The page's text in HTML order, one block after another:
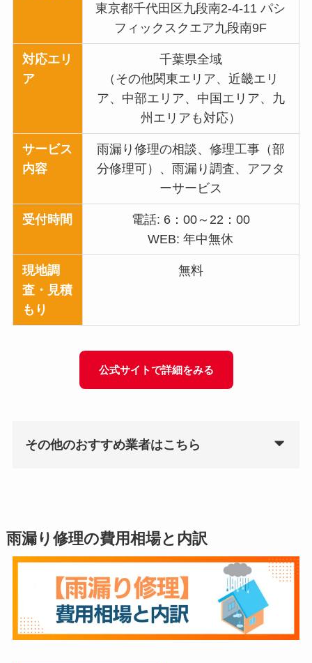
東京都千代田区九段南2-4-11 パシ
フィックスクエア九段南9F
対応エリ
ア
千葉県全域
（その他関東エリア、近畿エリ
ア、中部エリア、中国エリア、九
州エリアも対応）
サービス
内容
雨漏り修理の相談、修理工事（部
分修理可）、雨漏り調査、アフタ
ーサービス
受付時間
電話: 6：00～22：00
WEB: 年中無休
現地調
査・見積
もり
無料
公式サイトで詳細をみる
その他のおすすめ業者はこちら
雨漏り修理の費用相場と内訳